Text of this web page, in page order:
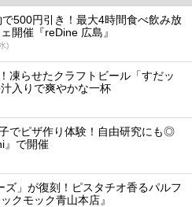
500円引き！最大4時間食べ飲み放
開催『reDine 広島』
)
凍らせたクラフトビール「すだッ
入りで爽やかな一杯
でピザ作り体験！自由研究にも◎
』で開催
ズ」が復刻！ピスタチオ香るパルフ
クモック青山本店』